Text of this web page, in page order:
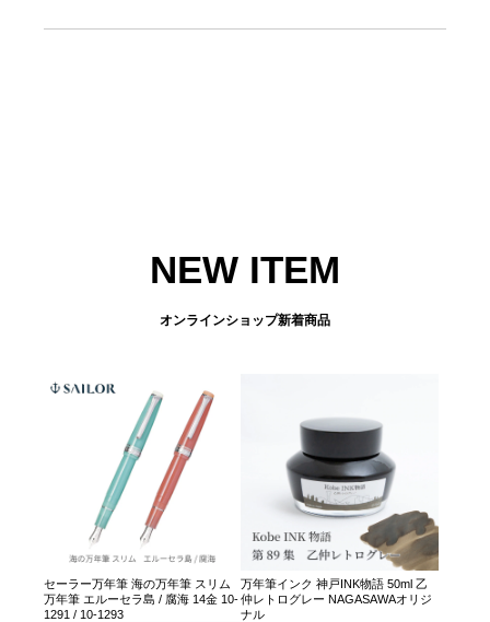
NEW ITEM
オンラインショップ新着商品
セーラー万年筆 海の万年筆 スリム
万年筆 エルーセラ島 / 腐海 14金 10-
1291 / 10-1293
万年筆インク 神戸INK物語 50ml 乙
仲レトログレー NAGASAWAオリジ
ナル